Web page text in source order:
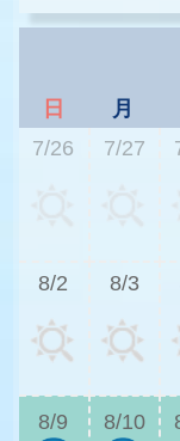
日 月
7/26
7/27
8/2 8/3
8/9 8/10